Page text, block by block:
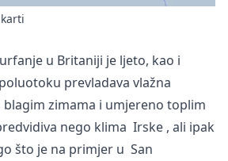
u Britaniji je ljeto, kao i
prevladava vlažna
blagim zimama i umjereno toplim
nego klima Irskе , ali ipak
što je na primjer u San